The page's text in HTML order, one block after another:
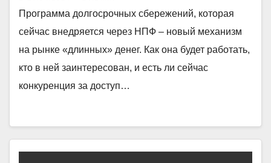
Программа долгосрочных сбережений, которая
сейчас внедряется через НПФ – новый механизм
на рынке «длинных» денег. Как она будет работать,
кто в ней заинтересован, и есть ли сейчас
конкуренция за доступ…